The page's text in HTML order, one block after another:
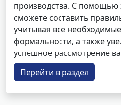
производства. С помощью
сможете составить
учитывая все
формальности, а также
успешное рассмотрение
Перейти в раздел